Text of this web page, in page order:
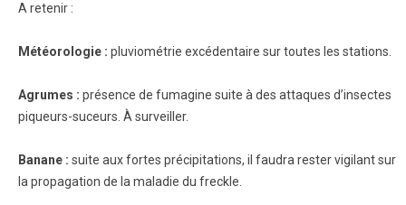
A retenir :
Météorologie : pluviométrie excédentaire sur toutes les stations.
Agrumes : présence de fumagine suite à des attaques d’insectes
piqueurs-suceurs. À surveiller.
Banane : suite aux fortes précipitations, il faudra rester vigilant sur
la propagation de la maladie du freckle.